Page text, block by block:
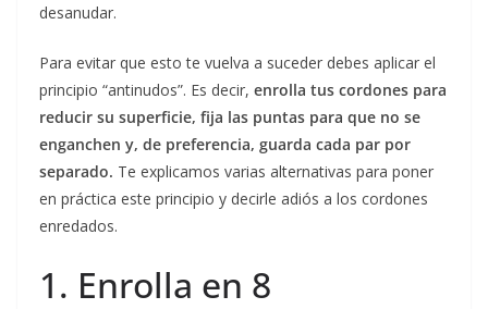
desanudar.
Para evitar que esto te vuelva a suceder debes aplicar el
principio “antinudos”. Es decir, enrolla tus cordones para
reducir su superficie, fija las puntas para que no se
enganchen y, de preferencia, guarda cada par por
separado. Te explicamos varias alternativas para poner
en práctica este principio y decirle adiós a los cordones
enredados.
1. Enrolla en 8